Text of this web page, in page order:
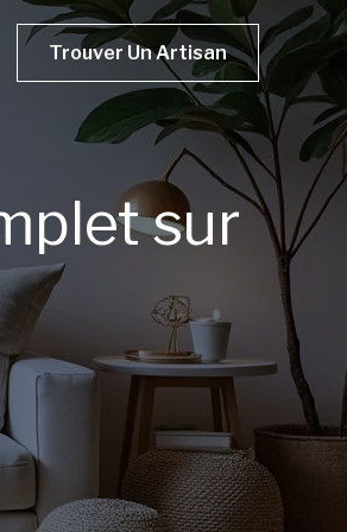
Trouver Un Artisan
sur